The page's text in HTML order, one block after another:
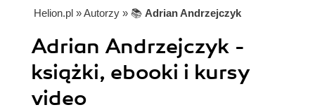
Helion.pl » Autorzy » 📚 Adrian Andrzejczyk
Adrian Andrzejczyk -
książki, ebooki i kursy
video